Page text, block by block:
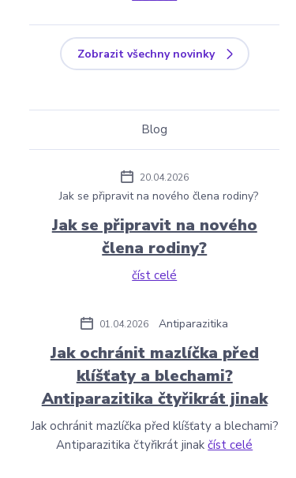
Zobrazit všechny novinky
Blog
20.04.2026
Jak se připravit na nového člena rodiny?
Jak se připravit na nového
člena rodiny?
číst celé
01.04.2026 Antiparazitika
Jak ochránit mazlíčka před
klíšťaty a blechami?
Antiparazitika čtyřikrát jinak
Jak ochránit mazlíčka před klíšťaty a blechami?
Antiparazitika čtyřikrát jinakčíst celé